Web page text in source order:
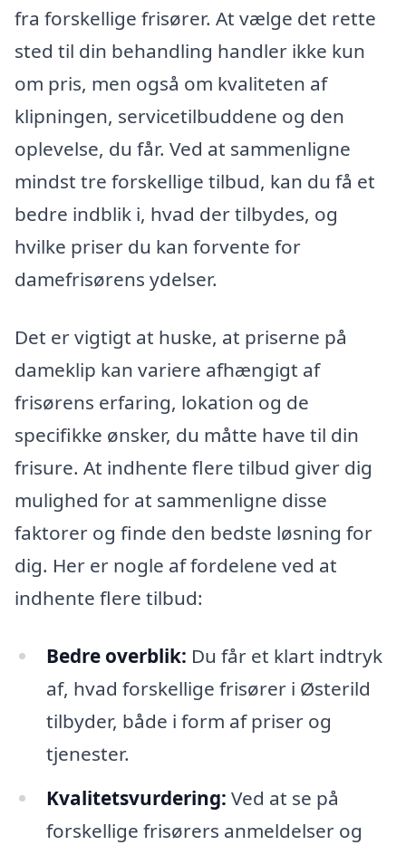
fra forskellige frisører. At vælge det rette
sted til din behandling handler ikke kun
om pris, men også om kvaliteten af
klipningen, servicetilbuddene og den
oplevelse, du får. Ved at sammenligne
mindst tre forskellige tilbud, kan du få et
bedre indblik i, hvad der tilbydes, og
hvilke priser du kan forvente for
damefrisørens ydelser.
Det er vigtigt at huske, at priserne på
dameklip kan variere afhængigt af
frisørens erfaring, lokation og de
specifikke ønsker, du måtte have til din
frisure. At indhente flere tilbud giver dig
mulighed for at sammenligne disse
faktorer og finde den bedste løsning for
dig. Her er nogle af fordelene ved at
indhente flere tilbud:
Bedre overblik: Du får et klart indtryk
af, hvad forskellige frisører i Østerild
tilbyder, både i form af priser og
tjenester.
Kvalitetsvurdering: Ved at se på
forskellige frisørers anmeldelser og